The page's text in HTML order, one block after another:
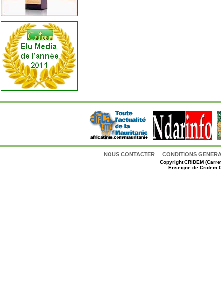
NOUS CONTACTER CONDITIONS
CopyrightCRIDEM
Enseigne de Cridem